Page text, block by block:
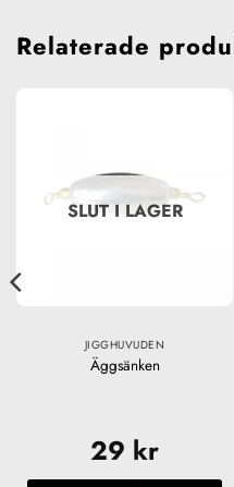
Relaterade
SLUT I LAGER
JIGGHUVUDEN
Äggsänken
29 kr